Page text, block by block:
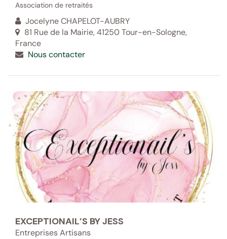
Association de retraités
Jocelyne CHAPELOT-AUBRY
81 Rue de la Mairie, 41250 Tour-en-Sologne,
France
Nous contacter
EXCEPTIONAIL’S BY JESS
Entreprises Artisans